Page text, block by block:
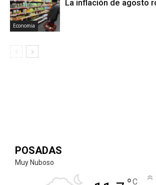
Economia
La inflación de agosto
POSADAS
Muy Nuboso
C